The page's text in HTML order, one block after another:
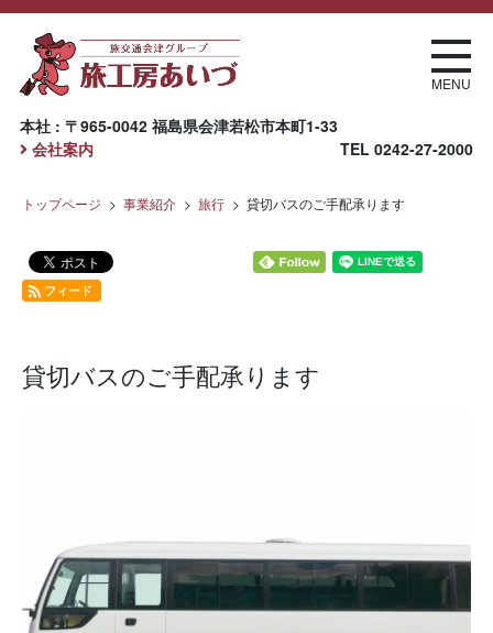
本社 : 〒965-0042 福島県会津若松市本町1-33
会社案内
TEL 0242-27-2000
MENU
トップページ 事業紹介 旅行 貸切バスのご手配承ります
フィード
貸切バスのご手配承ります